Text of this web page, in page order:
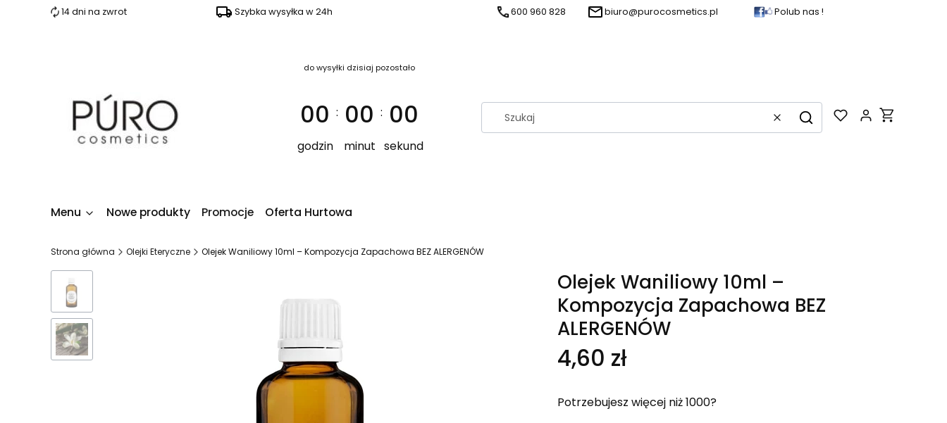
14 dni na zwrot Szybka wysyłka w 24h 600 960 828 biuro@purocosmetics.pl Polub nas !
do wysyłki dzisiaj pozostało
00
godzin
: 00
minut
: 00
sekund
WyczyśćSzukaj
Produkty w
Menu Nowe produkty Promocje Oferta Hurtowa
Strona główna Olejki Eteryczne Olejek Waniliowy 10ml – Kompozycja Zapachowa BEZ ALERGENÓW
Olejek Waniliowy 10ml –
Kompozycja Zapachowa BEZ
ALERGENÓW
Cena
4,60 zł
Potrzebujesz więcej niż 1000?